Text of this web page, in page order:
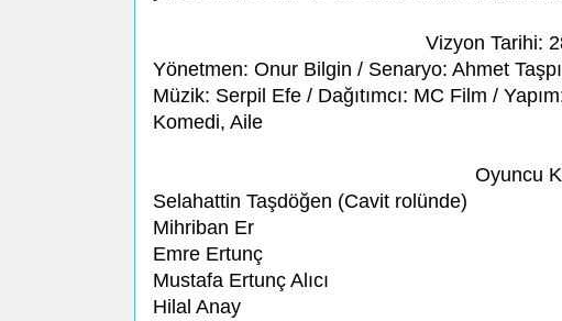
Vizyon Tarihi:
Yönetmen: Onur Bilgin / Senaryo: Ahmet
Müzik: Serpil Efe / Dağıtımcı: MC Film /
Komedi, Aile
Oyuncu
Selahattin Taşdöğen (Cavit rolünde)
Mihriban Er
Emre Ertunç
Mustafa Ertunç Alıcı
Hilal Anay